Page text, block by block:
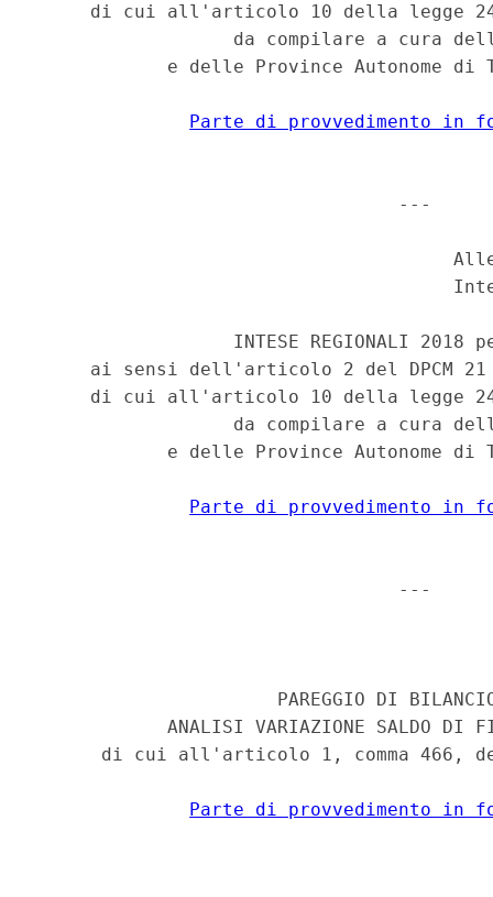
di cui all'articolo 10 della legge
da compilare a cura
e delle Province Autonome di
Parte di provvedimento in
                                 ---
INTESE REGIONALI 2018
ai sensi dell'articolo 2 del DPCM
di cui all'articolo 10 della legge
da compilare a cura
e delle Province Autonome di
Parte di provvedimento in
                                 ---
PAREGGIO DI
ANALISI VARIAZIONE SALDO DI
di cui all'articolo 1, comma 466,
Parte di provvedimento in